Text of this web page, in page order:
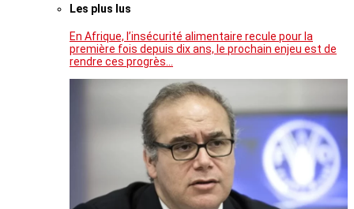
Les plus lus
En Afrique, l’insécurité alimentaire recule pour la
première fois depuis dix ans, le prochain enjeu est de
rendre ces progrès…